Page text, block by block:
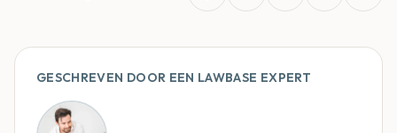
Mijn Document Nakijken
GESCHREVEN DOOR EEN LAWBASE EXPERT